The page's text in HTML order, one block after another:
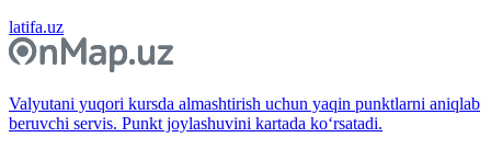
latifa.uz
Valyutani yuqori kursda almashtirish uchun yaqin punktlarni aniqlab
beruvchi servis. Punkt joylashuvini kartada ko‘rsatadi.